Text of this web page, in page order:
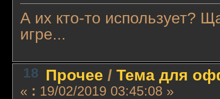
А их кто-то использует?
игре...
18 Прочее / Тема для
« : 19/02/2019 03:45:08 »